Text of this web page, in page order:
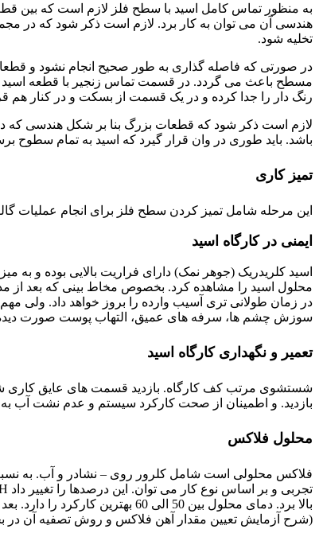
به منظور تماس کامل اسید با سطح فلز لازم است که بین
هندسی آن می توان به کار برد. لازم است ذکر شود که در
تخلیه شود.
در صورتی که فاصله گذاری به طور صحیح انجام نشود و
مسطح باعث می گردد. در قسمت تماس زنجیر با قطعه
رنگ دار را جدا کرده و در یک قسمت از بسکت و در کنار هم
لازم است ذکر شود که قطعات بزرگ بنا بر شکل هندسی که
باشد. باید طوری در وان قرار گیرد که اسید به تمام سطوح
تمیز کاری
این مرحله شامل تمیز کردن سطح فلز برای انجام عملیات
ایمنی در کارگاه اسید
اسید کلریدریک (جوهر نمک) دارای فراریت بالایی بوده و
محلول اسید را مشاهده کرد. بخصوص مخاط بینی که بعد از
در زمان طولانی تری آسیب وارده را بروز خواهد داد. ولی
سوزش چشم ها، سرفه های عمیق، التهاب پوست صورت
تعمیر و نگهداری کارگاه اسید
شستشوی مرتب کف کارگاه. بازدید قسمت های عایق کاری
بازدید. و اطمینان از صحت کارکرد سیستم و عدم نشت آب به
محلول فلاکس
(شرح آزمایش تعیین مقدار آهن فلاکس و روش تصفیه آن در